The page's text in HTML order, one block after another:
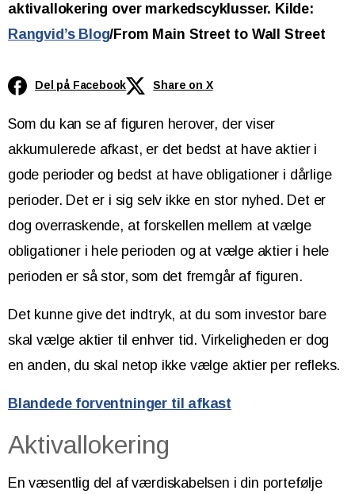
aktivallokering over markedscyklusser. Kilde:
Rangvid’s Blog/From Main Street to Wall Street
Del på Facebook Share on X
Som du kan se af figuren herover, der viser
akkumulerede afkast, er det bedst at have aktier i
gode perioder og bedst at have obligationer i dårlige
perioder. Det er i sig selv ikke en stor nyhed. Det er
dog overraskende, at forskellen mellem at vælge
obligationer i hele perioden og at vælge aktier i hele
perioden er så stor, som det fremgår af figuren.
Det kunne give det indtryk, at du som investor bare
skal vælge aktier til enhver tid. Virkeligheden er dog
en anden, du skal netop ikke vælge aktier per refleks.
Blandede forventninger til afkast
Aktivallokering
En væsentlig del af værdiskabelsen i din portefølje